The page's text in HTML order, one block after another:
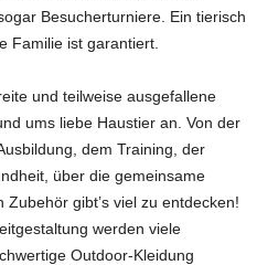
Besucherturniere. Ein tierisch
Familie ist garantiert.
und teilweise ausgefallene
ums liebe Haustier an. Von der
dem Training, der
über die gemeinsame
gibt’s viel zu entdecken!
werden viele
Outdoor-Kleidung